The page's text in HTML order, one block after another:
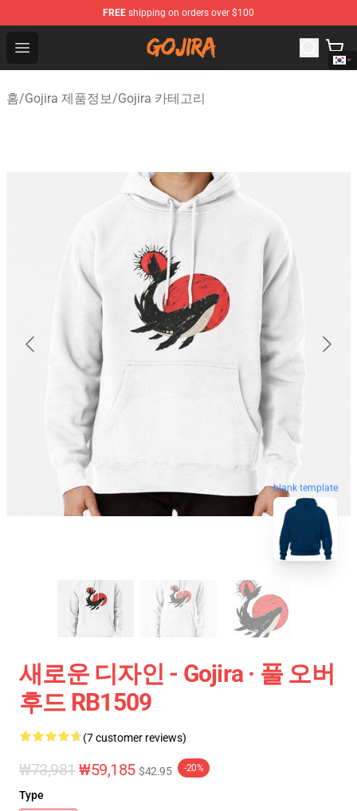
FREE shipping on orders over $100
Open menu
Gojira Shop - Official Gojira Merchandise Store
홈/Gojira 제품정보/Gojira 카테고리
blank template
새로운 디자인 - Gojira · 풀 오버
후드 RB1509
(7 customer reviews)
₩73,981 ₩59,185 $42.95 -20%
Type